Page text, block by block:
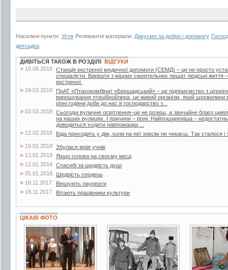
Населені пункти: Устя Релевантні матеріали: Дякуємо за добро і допомогу
дитсадка
ДИВІТЬСЯ ТАКОЖ В РОЗДІЛІ ВІДГУКИ
» 15.06.2018 Станція екстреної медичної допомоги (СЕМД) – це не просто
спеціалісти. Вирвати з міцних смертельних лещат людські життя
екстреної.
» 24.03.2018
ПрАТ «Птахокомбінат «Бершадський» – це підприємство з
вирощування птицібройлера, це живий організм, який щохвилини
різні години доби до нас в господарство з...
» 03.03.2018 Сьогодні вуличне освітлення–це не розкіш, а звичайне благо
на наших вулицях. І причини – різні. Найпоширеніша –
доводиться ходити навпомацки,...
» 12.02.2018 Біда приходить у дім, коли на неї зовсім не чекаєш. Так сталося
» 19.01.2018 Збулася мрія учнів
» 13.01.2018 Якщо голова на своєму місці
» 12.01.2018 Спасибі за щедрість душі
» 05.01.2018 Щедрість сердець
» 18.11.2017 Віншують лауреати
» 18.11.2017 Вітають працівники культури
ЦІКАВІ ФОТО
2 фото 8 фото